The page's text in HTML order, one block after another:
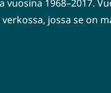
1968–2017.
jossa se on